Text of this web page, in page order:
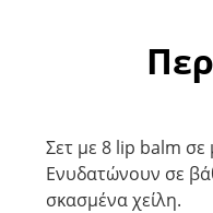
Σετ με 8 lip balm σε
Ενυδατώνουν σε
σκασμένα χείλη.